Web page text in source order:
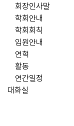
회장인사말
학회안내
학회회칙
임원안내
연혁
활동
연간일정
대화실